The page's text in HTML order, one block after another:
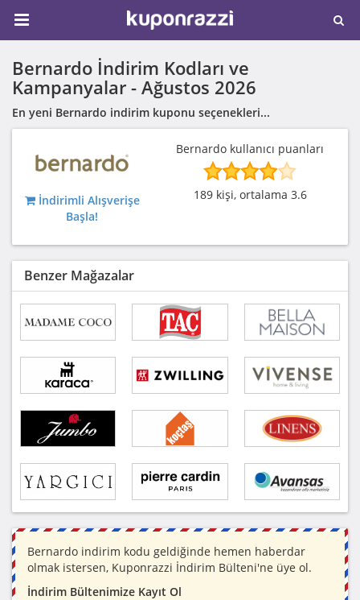
Bernardo İndirim Kodları ve
Kampanyalar - Ağustos 2026
En yeni Bernardo indirim kuponu seçenekleri...
İndirimli Alışverişe
Başla!
Bernardo kullanıcı puanları
189 kişi, ortalama 3.6
Benzer Mağazalar
Bernardo indirim kodu geldiğinde hemen haberdar
olmak istersen, Kuponrazzi İndirim Bülteni'ne üye ol.
İndirim Bültenimize Kayıt Ol